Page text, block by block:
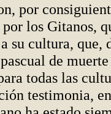
por
los Gitanos,
su cultura, que,
de
todas las
testimonia,